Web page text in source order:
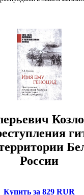
России
Купить за 829 RUR